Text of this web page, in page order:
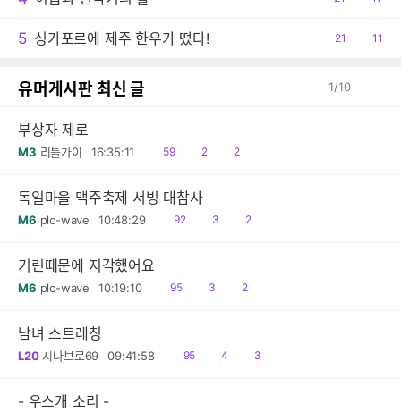
5 싱가포르에 제주 한우가 떴다!
공
21
댓
11
유머게시판 최신 글 1/10
부상자 제로
M3 리틀가이 16:35:11
읽
59
공
2
댓
2
독일마을 맥주축제 서빙 대참사
M6 plc-wave 10:48:29
읽
92
공
3
댓
2
기린때문에 지각했어요
M6 plc-wave 10:19:10
읽
95
공
3
댓
2
남녀 스트레칭
L20 시나브로69 09:41:58
읽
95
공
4
댓
3
- 우스개 소리 -